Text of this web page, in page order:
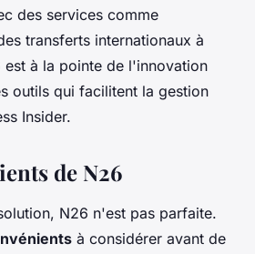
des services comme
transferts internationaux à
est à la pointe de l'innovation
outils qui facilitent la gestion
Insider.
de N26
N26 n'est pas parfaite.
à considérer avant de